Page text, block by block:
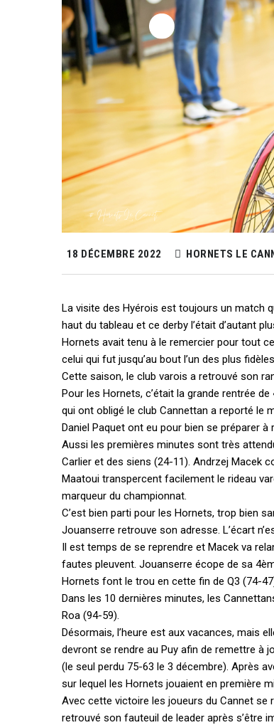
18 DÉCEMBRE 2022 HORNETS LE
La visite des Hyérois est toujours un match
haut du tableau et ce derby l’était d’autant
Hornets avait tenu à le remercier pour tout
celui qui fut jusqu’au bout l’un des plus
Cette saison, le club varois a retrouvé son
Pour les Hornets, c’était la grande rentrée
qui ont obligé le club Cannettan a reporté le
Daniel Paquet ont eu pour bien se préparer
Aussi les premières minutes sont très
Carlier et des siens (24-11). Andrzej Macek
Maatoui transpercent facilement le rideau
marqueur du championnat.
C’est bien parti pour les Hornets, trop bien
Jouanserre retrouve son adresse. L’écart
Il est temps de se reprendre et Macek va
fautes pleuvent. Jouanserre écope de sa
Hornets font le trou en cette fin de Q3 (74-
Dans les 10 dernières minutes, les
Roa (94-59).
Désormais, l’heure est aux vacances, mais
devront se rendre au Puy afin de remettre à
(le seul perdu 75-63 le 3 décembre). Après
sur lequel les Hornets jouaient en première
Avec cette victoire les joueurs du Cannet se
retrouvé son fauteuil de leader après s’être